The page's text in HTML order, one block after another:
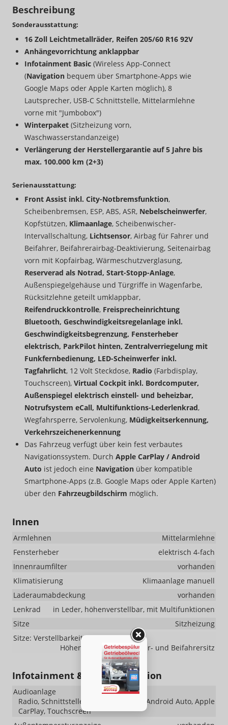
Beschreibung
Sonderausstattung:
16 Zoll Leichtmetallräder, Reifen 205/60 R16 92V
Anhängevorrichtung anklappbar
Infotainment Basic (Wireless App-Connect
(Navigation bequem über Smartphone-Apps wie
Google Maps oder Apple Karten möglich), 8
Lautsprecher, USB-C Schnittstelle, Mittelarmlehne
vorne mit "Jumbobox")
Winterpaket (Sitzheizung vorn,
Waschwasserstandanzeige)
Verlängerung der Herstellergarantie auf 5 Jahre bis
max. 100.000 km (2+3)
Serienausstattung:
Front Assist inkl. City-Notbremsfunktion,
Scheibenbremsen, ESP, ABS, ASR, Nebelscheinwerfer,
Kopfstützen, Klimaanlage, Scheibenwischer-
Intervallschaltung, Lichtsensor, Airbag für Fahrer und
Beifahrer, Beifahrerairbag-Deaktivierung, Seitenairbag
vorn mit Kopfairbag, Wärmeschutzverglasung,
Reserverad als Notrad, Start-Stopp-Anlage,
Außenspiegelgehäuse und Türgriffe in Wagenfarbe,
Rücksitzlehne geteilt umklappbar,
Reifendruckkontrolle, Freisprecheinrichtung
Bluetooth, Geschwindigkeitsregelanlage inkl.
Geschwindigkeitsbegrenzung, Fensterheber
elektrisch, ParkPilot hinten, Zentralverriegelung mit
Funkfernbedienung, LED-Scheinwerfer inkl.
Tagfahrlicht, 12 Volt Steckdose, Radio (Farbdisplay,
Touchscreen), Virtual Cockpit inkl. Bordcomputer,
Außenspiegel elektrisch einstell- und beheizbar,
Notrufsystem eCall, Multifunktions-Lederlenkrad,
Wegfahrsperre, Servolenkung, Müdigkeitserkennung,
Verkehrszeichenerkennung
Das Fahrzeug verfügt über kein fest verbautes
Navigationssystem. Durch Apple CarPlay / Android
Auto ist jedoch eine Navigation über kompatible
Smartphone-Apps (z.B. Google Maps oder Apple Karten)
über den Fahrzeugbildschirm möglich.
Innen
Armlehnen
Mittelarmlehne
Fensterheber
elektrisch 4-fach
Innenraumfilter
vorhanden
Klimatisierung
Klimaanlage manuell
Laderaumabdeckung
vorhanden
Lenkrad
in Leder, höhenverstellbar, mit Multifunktionen
Sitze
Sitzheizung
Sitze: Verstellbarkeit
Höhenverstellbarer Fahrer- und Beifahrersitz
Infotainment & Kommunikation
Audioanlage
Radio, Schnittstelle USB, Farbdisplay, Android Auto, Apple
CarPlay, Touchscreen